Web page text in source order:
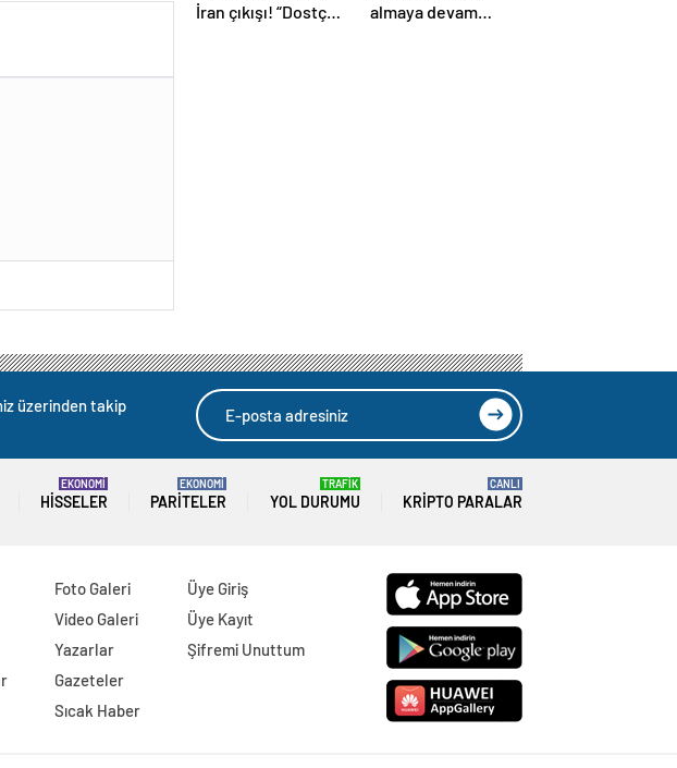
İran çıkışı! “Dostça
almaya devam
üzerinden takip
HISSELER
EKONOMİ
PARITELER
EKONOMİ
YOL DURUMU
TRAFİK
KRIPTO PARALAR
CANLI
Foto Galeri
Video Galeri
Yazarlar
Gazeteler
Sıcak Haber
Üye Giriş
Üye Kayıt
Şifremi Unuttum